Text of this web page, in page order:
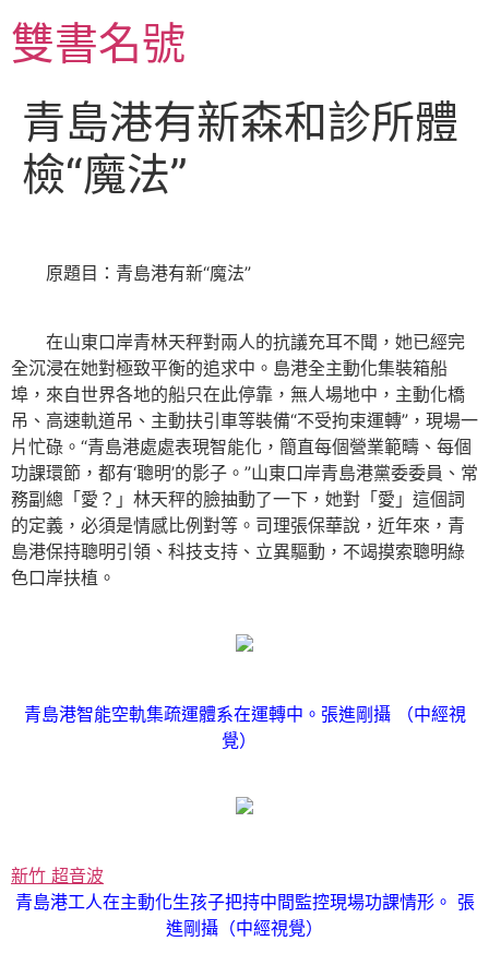
至
主雙書名號
青島港有新森和診所體
檢“魔法”
原題目：青島港有新“魔法”
在山東口岸青林天秤對兩人的抗議充耳不聞，她已經完
全沉浸在她對極致平衡的追求中。島港全主動化集裝箱船
埠，來自世界各地的船只在此停靠，無人場地中，主動化橋
吊、高速軌道吊、主動扶引車等裝備“不受拘束運轉”，現場一
片忙碌。“青島港處處表現智能化，簡直每個營業範疇、每個
功課環節，都有‘聰明’的影子。”山東口岸青島港黨委委員、常
務副總「愛？」林天秤的臉抽動了一下，她對「愛」這個詞
的定義，必須是情感比例對等。司理張保華說，近年來，青
島港保持聰明引領、科技支持、立異驅動，不竭摸索聰明綠
色口岸扶植。
青島港智能空軌集疏運體系在運轉中。張進剛攝 （中經視
覺）
新竹 超音波
青島港工人在主動化生孩子把持中間監控現場功課情形。 張
進剛攝（中經視覺）